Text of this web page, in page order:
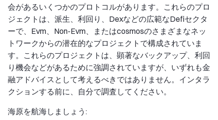
会があるいくつかのプロトコルがあります。これらのプロ
ジェクトは、派生、利回り、Dexなどの広範なDefiセクタ
ーで、Evm、Non-Evm、またはcosmosのさまざまなネッ
トワークからの潜在的なプロジェクトで構成されていま
す。これらのプロジェクトは、顕著なバックアップ、利回
り機会などがあるために強調されていますが、いずれも金
融アドバイスとして考えるべきではありません。インタラ
クションする前に、自分で調査してください。
海原を航海しましょう: